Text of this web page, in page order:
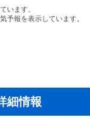
います。
予報を表示しています。
細情報